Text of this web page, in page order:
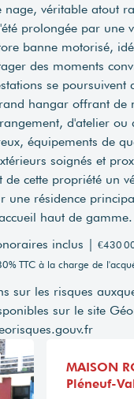
nage, véritable atout
prolongée par une
banne motorisé,
des moments
se poursuivent
hangar offrant de
d'atelier ou
équipements de
soignés et
de cette propriété un
une résidence
haut de gamme.
inclus | €430
TTC à la charge de
sur les risques
sur le site
MAISON
Pléneuf-